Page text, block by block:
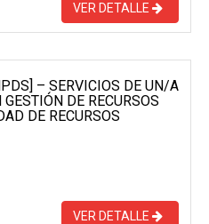
VER DETALLE
– SERVICIOS DE UN/A
DE RECURSOS
DE RECURSOS
VER DETALLE